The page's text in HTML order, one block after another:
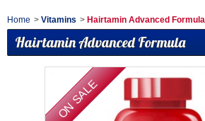
Home > Vitamins > Hairtamin Advanced Formula
Hairtamin Advanced Formula
ON SALE